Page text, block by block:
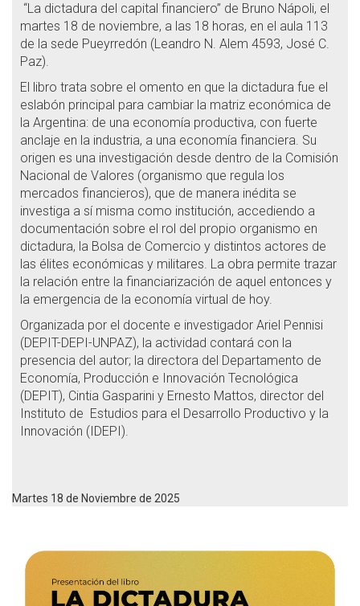
“La dictadura del capital financiero” de Bruno Nápoli, el
martes 18 de noviembre, a las 18 horas, en el aula 113
de la sede Pueyrredón (Leandro N. Alem 4593, José C.
Paz).
El libro trata sobre el omento en que la dictadura fue el
eslabón principal para cambiar la matriz económica de
la Argentina: de una economía productiva, con fuerte
anclaje en la industria, a una economía financiera. Su
origen es una investigación desde dentro de la Comisión
Nacional de Valores (organismo que regula los
mercados financieros), que de manera inédita se
investiga a sí misma como institución, accediendo a
documentación sobre el rol del propio organismo en
dictadura, la Bolsa de Comercio y distintos actores de
las élites económicas y militares. La obra permite trazar
la relación entre la financiarización de aquel entonces y
la emergencia de la economía virtual de hoy.
Organizada por el docente e investigador Ariel Pennisi
(DEPIT-DEPI-UNPAZ), la actividad contará con la
presencia del autor; la directora del Departamento de
Economía, Producción e Innovación Tecnológica
(DEPIT), Cintia Gasparini y Ernesto Mattos, director del
Instituto de Estudios para el Desarrollo Productivo y la
Innovación (IDEPI).
Martes 18 de Noviembre de 2025